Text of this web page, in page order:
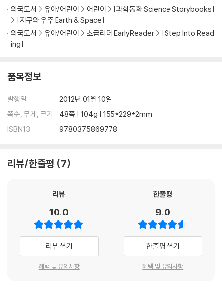
외국도서 유아/어린이 어린이
[과학동화 Science Storybooks]
[지구와 우주 Earth & Space]
외국도서
유아/어린이 초급리더 EarlyReader
[Step Into Read
ing]
품목정보
발행일
2012년 01월 10일
쪽수, 무게, 크기
48쪽 | 104g | 155*229*2mm
ISBN13
9780375869778
리뷰/한줄평 7
리뷰
10.0
리뷰 쓰기
혜택 및 유의사항
한줄평
9.0
한줄평 쓰기
혜택 및 유의사항